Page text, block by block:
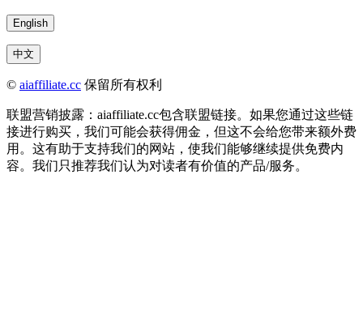
English
中文
© aiaffiliate.cc 保留所有权利
联盟营销披露：aiaffiliate.cc包含联盟链接。如果您通过这些链
接进行购买，我们可能会获得佣金，但这不会给您带来额外费
用。这有助于支持我们的网站，使我们能够继续提供免费内
容。我们只推荐我们认为对读者有价值的产品/服务。